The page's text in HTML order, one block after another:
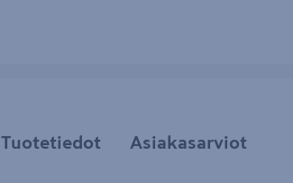
Tuotetiedot Asiakasarviot